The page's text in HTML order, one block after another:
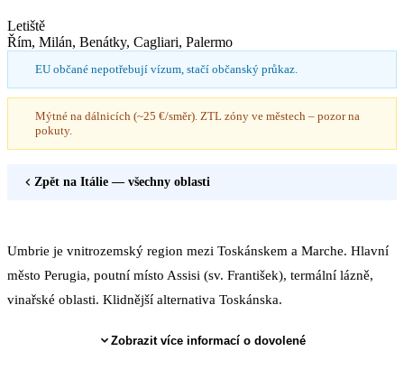
Letiště
Řím, Milán, Benátky, Cagliari, Palermo
EU občané nepotřebují vízum, stačí občanský průkaz.
Mýtné na dálnicích (~25 €/směr). ZTL zóny ve městech – pozor na
pokuty.
Zpět na Itálie — všechny oblasti
Umbrie je vnitrozemský region mezi Toskánskem a Marche. Hlavní
město Perugia, poutní místo Assisi (sv. František), termální lázně,
vinařské oblasti. Klidnější alternativa Toskánska.
Zobrazit více informací o dovolené